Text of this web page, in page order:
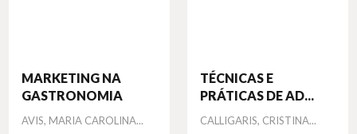
MARKETING NA
GASTRONOMIA
Autor
AVIS, MARIA CAROLINA...
TÉCNICAS E
PRÁTICAS DE AD...
Autor
CALLIGARIS, CRISTINA...